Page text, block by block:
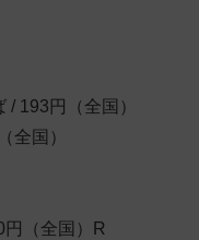
/ 193円（全国）
全国）
円（全国）R